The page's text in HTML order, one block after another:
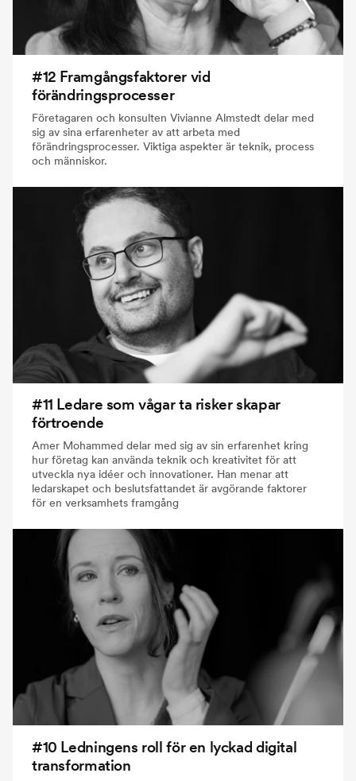
#12 Framgångsfaktorer vid
förändringsprocesser
Företagaren och konsulten Vivianne Almstedt delar med
sig av sina erfarenheter av att arbeta med
förändringsprocesser. Viktiga aspekter är teknik, process
och människor.
#11 Ledare som vågar ta risker skapar
förtroende
Amer Mohammed delar med sig av sin erfarenhet kring
hur företag kan använda teknik och kreativitet för att
utveckla nya idéer och innovationer. Han menar att
ledarskapet och beslutsfattandet är avgörande faktorer
för en verksamhets framgång
#10 Ledningens roll för en lyckad digital
transformation